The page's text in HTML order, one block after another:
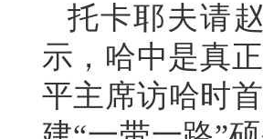
托卡耶夫请
示，哈中是真
平主席访哈时